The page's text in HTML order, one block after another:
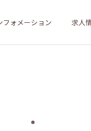
フォメーション 求人